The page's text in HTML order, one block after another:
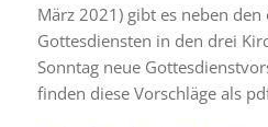
März 2021) gibt es neben
Gottesdiensten in den drei
Sonntag neue
finden diese Vorschläge als